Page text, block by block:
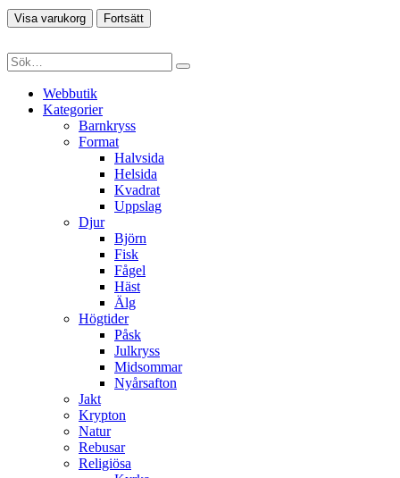
Visa varukorg Fortsätt
Webbutik
Kategorier
Barnkryss
Format
Halvsida
Helsida
Kvadrat
Uppslag
Djur
Björn
Fisk
Fågel
Häst
Älg
Högtider
Påsk
Julkryss
Midsommar
Nyårsafton
Jakt
Krypton
Natur
Rebusar
Religiösa